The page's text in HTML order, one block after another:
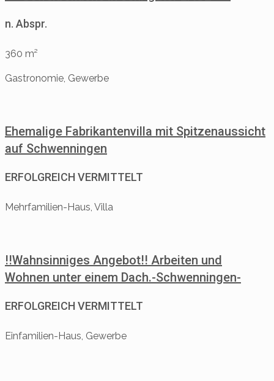
n. Abspr.
360 m²
Gastronomie, Gewerbe
Ehemalige Fabrikantenvilla mit Spitzenaussicht
auf Schwenningen
ERFOLGREICH VERMITTELT
Mehrfamilien-Haus, Villa
!!Wahnsinniges Angebot!! Arbeiten und
Wohnen unter einem Dach.-Schwenningen-
ERFOLGREICH VERMITTELT
Einfamilien-Haus, Gewerbe